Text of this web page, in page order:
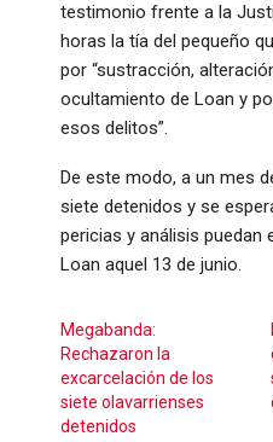
testimonio frente a la
horas la tía del pequeño
por “sustracción,
ocultamiento de Loan y
esos delitos”.
De este modo, a un mes
siete detenidos y se
pericias y análisis puedan
Loan aquel 13 de junio.
Megabanda:
Rechazaron la
excarcelación de los
siete olavarrienses
detenidos